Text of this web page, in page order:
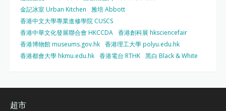
金記冰室 Urban Kitchen
雅培 Abbott
香港中文大學專業進修學院 CUSCS
香港中華文化發展聯合會 HKCCDA 香港創科展 hksciencefair
香港博物館 museums.gov.hk 香港理工大學 polyu.edu.hk
香港都會大學 hkmu.edu.hk 香港電台 RTHK 黑白 Black & White
超市